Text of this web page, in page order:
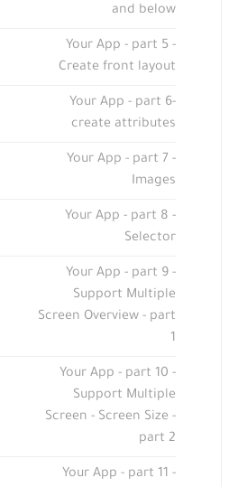
and below
Your App - part 5 -
Create front layout
Your App - part 6-
create attributes
Your App - part 7 -
Images
Your App - part 8 -
Selector
Your App - part 9 -
Support Multiple
Screen Overview - part
1
Your App - part 10 -
Support Multiple
Screen - Screen Size -
part 2
Your App - part 11 -